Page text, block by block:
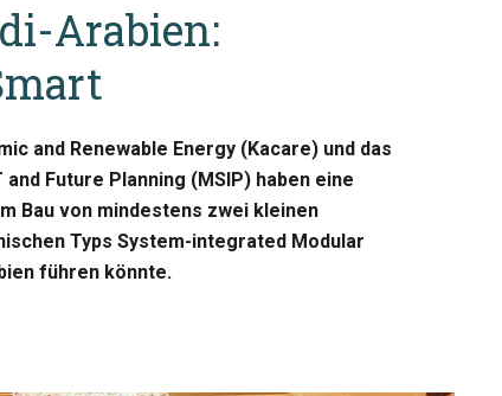
Arabien:
and Renewable Energy (Kacare) und das
Future Planning (MSIP) haben eine
Bau von mindestens zwei kleinen
Typs System-integrated Modular
führen könnte.